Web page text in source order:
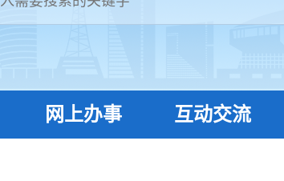
网上办事 互动交流